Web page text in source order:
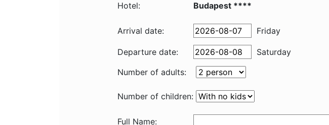
Hotel:
Budapest ****
Arrival date: Friday
Departure date:
Saturday
Number of adults:
Number of children:
Full Name: